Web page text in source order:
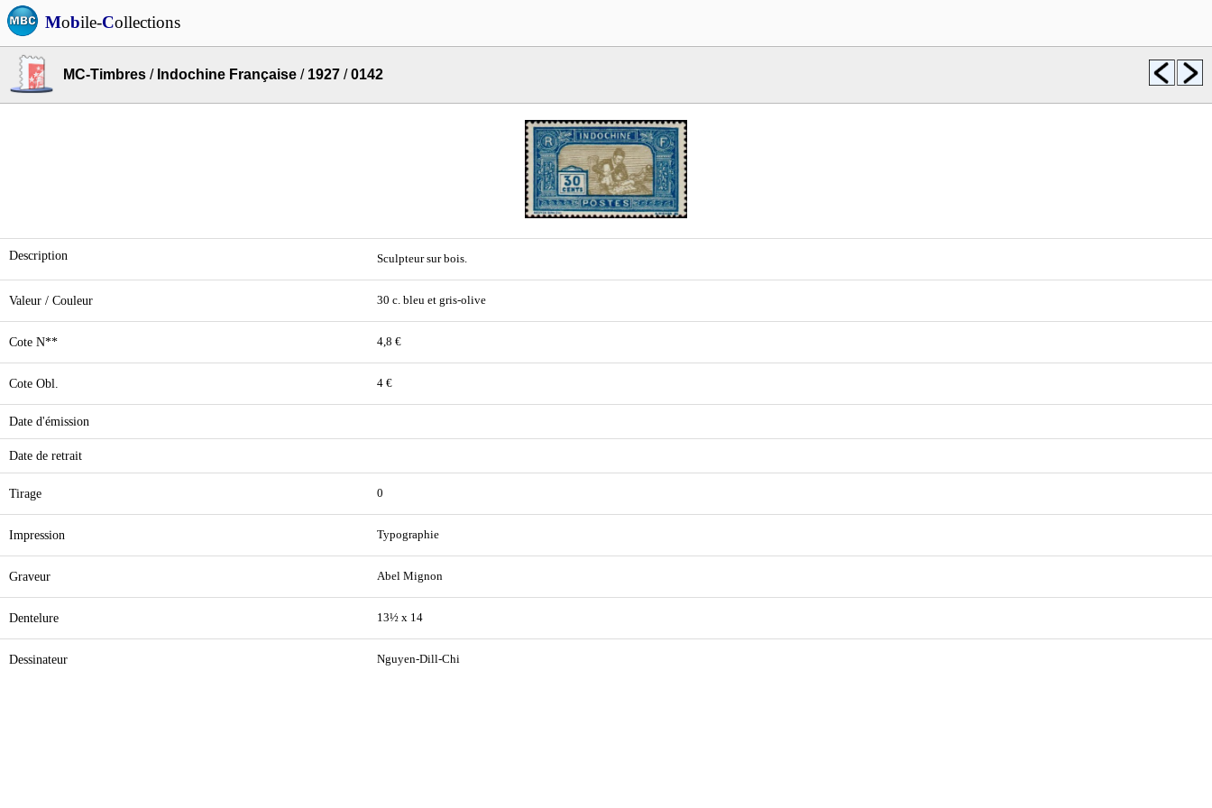
Mobile-Collections
MC-Timbres / Indochine Française / 1927 /0142
Description Sculpteur sur bois.
Valeur / Couleur 30 c. bleu et gris-olive
Cote N** 4,8 €
Cote Obl. 4 €
Date d'émission
Date de retrait
Tirage 0
Impression Typographie
Graveur Abel Mignon
Dentelure 13½ x 14
Dessinateur Nguyen-Dill-Chi